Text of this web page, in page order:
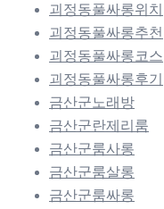
괴정동풀싸롱위치
괴정동풀싸롱추천
괴정동풀싸롱코스
괴정동풀싸롱후기
금산군노래방
금산군란제리룸
금산군룸사롱
금산군룸살롱
금산군룸싸롱